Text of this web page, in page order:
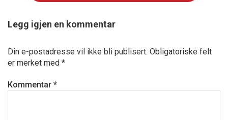
Legg igjen en kommentar
Din e-postadresse vil ikke bli publisert. Obligatoriske felt
er merket med *
Kommentar *